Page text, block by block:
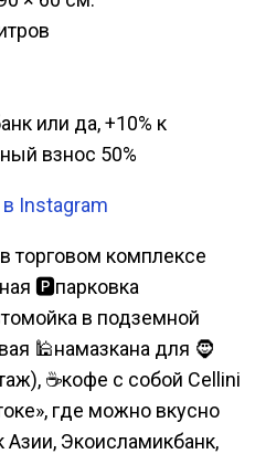
или да, +10% к
взнос 50%
в Instagram
торговом комплексе
🅿парковка
в подземной
🕌намазкана для 🧔
☕кофе с собой Cellini
где можно вкусно
Азии, Экоисламикбанк,